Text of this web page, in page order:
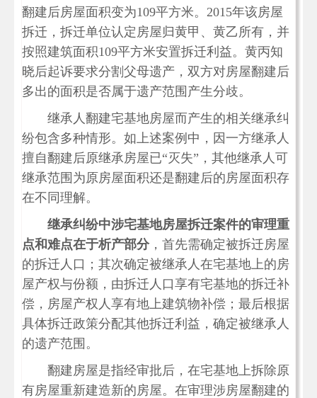
翻建后房屋面积变为109平方米。2015年该房屋
拆迁，拆迁单位认定房屋归黄甲、黄乙所有，并
按照建筑面积109平方米安置拆迁利益。黄丙知
晓后起诉要求分割父母遗产，双方对房屋翻建后
多出的面积是否属于遗产范围产生分歧。
继承人翻建宅基地房屋而产生的相关继承纠
纷包含多种情形。如上述案例中，因一方继承人
擅自翻建后原继承房屋已“灭失”，其他继承人可
继承范围为原房屋面积还是翻建后的房屋面积存
在不同理解。
继承纠纷中涉宅基地房屋拆迁案件的审理重
点和难点在于析产部分，首先需确定被拆迁房屋
的拆迁人口；其次确定被继承人在宅基地上的房
屋产权与份额，由拆迁人口享有宅基地的拆迁补
偿，房屋产权人享有地上建筑物补偿；最后根据
具体拆迁政策分配其他拆迁利益，确定被继承人
的遗产范围。
翻建房屋是指经审批后，在宅基地上拆除原
有房屋重新建造新的房屋。在审理涉房屋翻建的